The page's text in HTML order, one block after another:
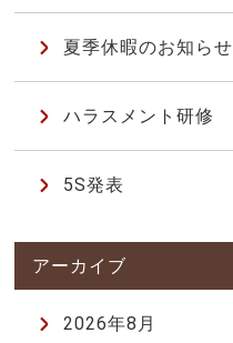
夏季休暇のお知らせ
ハラスメント研修
5S発表
2026年8月